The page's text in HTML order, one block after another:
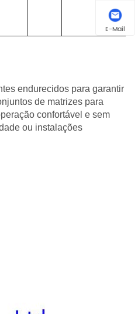
endurecidos para garantir
de matrizes para
confortável e sem
ou instalações
E-Mail